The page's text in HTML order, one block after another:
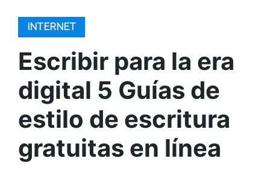
INTERNET
Escribir para la era
digital 5 Guías de
estilo de escritura
gratuitas en línea